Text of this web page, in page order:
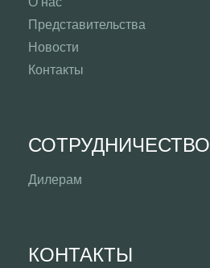
Представительства
Новости
Контакты
СОТРУДНИЧЕСТВО
Дилерам
КОНТАКТЫ